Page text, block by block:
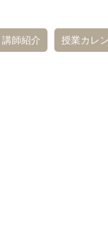
講師紹介 授業カレ